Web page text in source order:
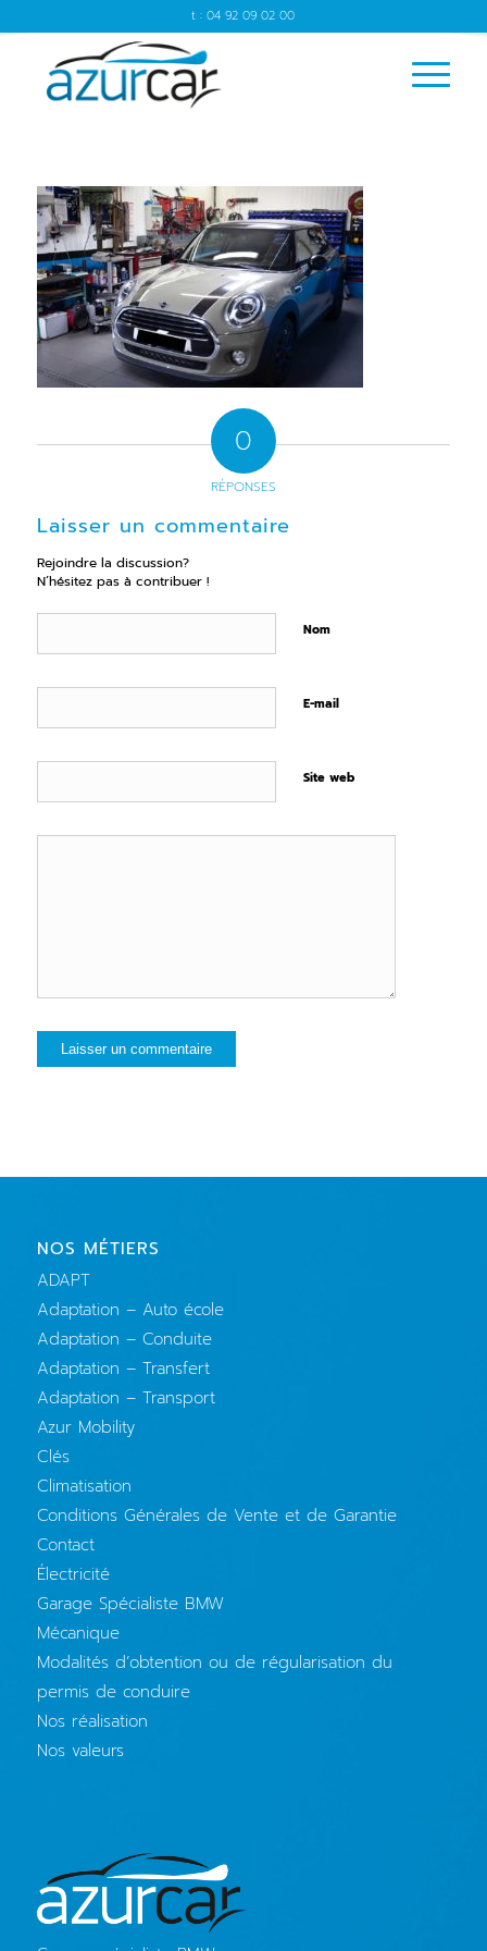
t : 04 92 09 02 00
0
RÉPONSES
Laisser un commentaire
Rejoindre la discussion?
N’hésitez pas à contribuer !
Nom
E-mail
Site web
NOS MÉTIERS
ADAPT
Adaptation – Auto école
Adaptation – Conduite
Adaptation – Transfert
Adaptation – Transport
Azur Mobility
Clés
Climatisation
Conditions Générales de Vente et de Garantie
Contact
Électricité
Garage Spécialiste BMW
Mécanique
Modalités d’obtention ou de régularisation du
permis de conduire
Nos réalisation
Nos valeurs